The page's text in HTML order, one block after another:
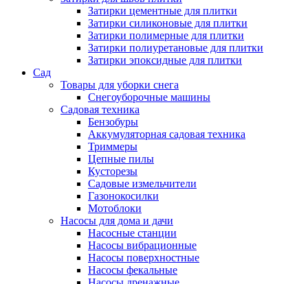
Затирки цементные для плитки
Затирки силиконовые для плитки
Затирки полимерные для плитки
Затирки полиуретановые для плитки
Затирки эпоксидные для плитки
Сад
Товары для уборки снега
Снегоуборочные машины
Садовая техника
Бензобуры
Аккумуляторная садовая техника
Триммеры
Цепные пилы
Кусторезы
Садовые измельчители
Газонокосилки
Мотоблоки
Насосы для дома и дачи
Насосные станции
Насосы вибрационные
Насосы поверхностные
Насосы фекальные